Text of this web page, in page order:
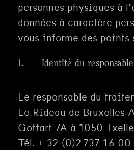
personnes physiques à
données à caractère
vous informe des points
1. Identité du responsable
Le responsable du
Le Rideau de Bruxelles
Goffart 7A à 1050
Tél. + 32 (0)2 737 16 00